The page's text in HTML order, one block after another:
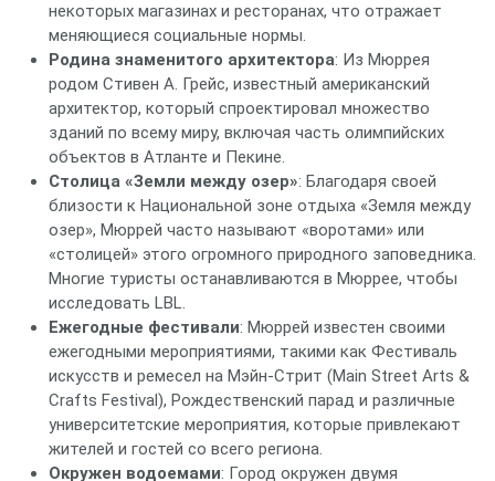
некоторых магазинах и ресторанах, что отражает
меняющиеся социальные нормы.
Родина знаменитого архитектора: Из Мюррея
родом Стивен А. Грейс, известный американский
архитектор, который спроектировал множество
зданий по всему миру, включая часть олимпийских
объектов в Атланте и Пекине.
Столица «Земли между озер»: Благодаря своей
близости к Национальной зоне отдыха «Земля между
озер», Мюррей часто называют «воротами» или
«столицей» этого огромного природного заповедника.
Многие туристы останавливаются в Мюррее, чтобы
исследовать LBL.
Ежегодные фестивали: Мюррей известен своими
ежегодными мероприятиями, такими как Фестиваль
искусств и ремесел на Мэйн-Стрит (Main Street Arts &
Crafts Festival), Рождественский парад и различные
университетские мероприятия, которые привлекают
жителей и гостей со всего региона.
Окружен водоемами: Город окружен двумя